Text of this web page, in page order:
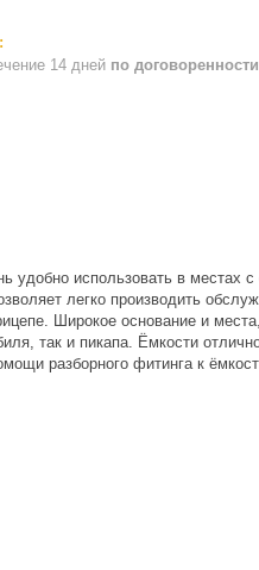
14 дней по договоренности
удобно использовать в местах
легко производить
Широкое основание и
так и пикапа. Ёмкости
разборного фитинга к